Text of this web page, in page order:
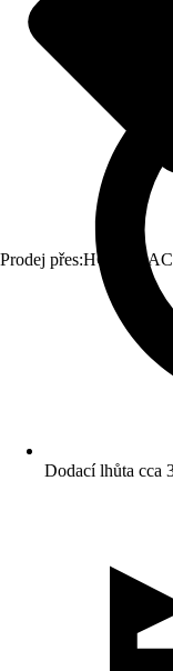
Prodej přes:
Dodací lhůta cca